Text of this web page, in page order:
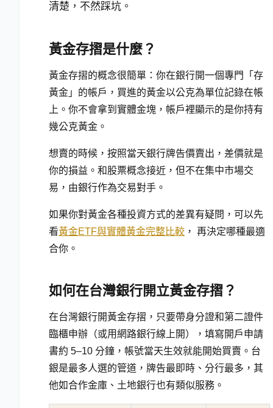
清楚，不然踩坑。
黃金存摺是什麼？
黃金存摺的概念很簡單：你在銀行開一個專門「存
黃金」的帳戶，買進的黃金以公克為單位記錄在帳
上。你不會拿到實體金塊，帳戶裡顯示的是你持有
幾公克黃金。
想賣的時候，按照當天銀行牌告價賣出，差價就是
你的損益。和股票概念接近，但不在集中市場交
易，由銀行作為交易對手。
如果你對黃金各種投資方式的差異有疑問，可以先
看黃金ETF與實體黃金完整比較 ， 再決定哪種最適
合你。
如何在台灣銀行開立黃金存摺？
在台灣銀行開黃金存摺，只要帶身分證和第二證件
臨櫃申辦（或用網路銀行線上開），填寫開戶申請
書約 5–10 分鐘，帳號當天生效就能開始買賣。台
銀是最多人選的管道，牌告最即時、分行最多，其
他如合作金庫、土地銀行也有類似服務。